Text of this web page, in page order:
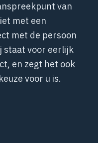
van
met een
met de persoon
staat voor eerlijk
en zegt het ook
voor u is.